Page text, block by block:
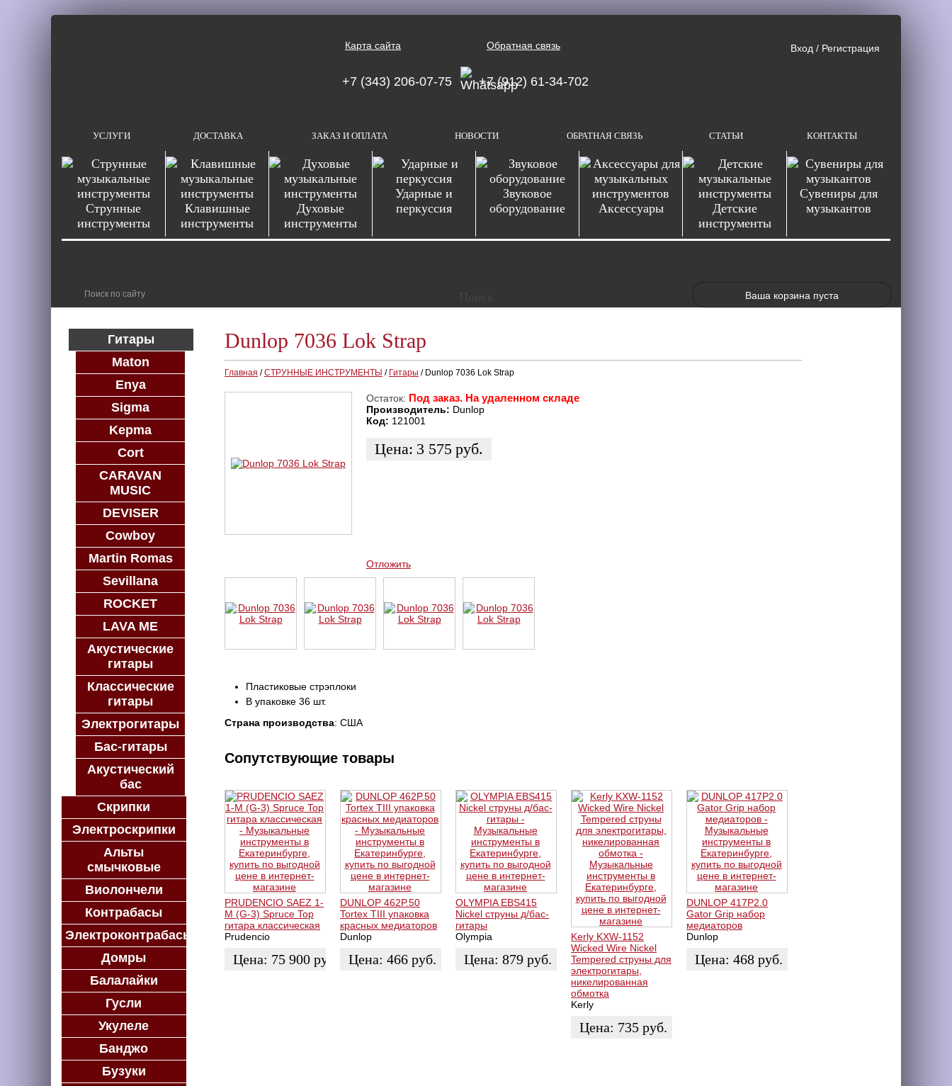
Карта сайта Обратная связь Вход / Регистрация
+7 (343) 206-07-75 +7 (912) 61-34-702
УСЛУГИ ДОСТАВКА ЗАКАЗ И ОПЛАТА НОВОСТИ ОБРАТНАЯ СВЯЗЬ СТАТЬИ КОНТАКТЫ
Струнные
инструменты
Клавишные
инструменты
Духовые
инструменты
Ударные и
перкуссия
Звуковое
оборудование
Аксессуары
Детские
инструменты
Сувениры для
музыкантов
Ваша корзина пуста
Dunlop 7036 Lok Strap
Главная /СТРУННЫЕ ИНСТРУМЕНТЫ / Гитары / Dunlop 7036 Lok Strap
Остаток: Под заказ. На удаленном складе
Производитель: Dunlop
Код: 121001
Цена: 3 575 руб.
Отложить
Пластиковые стрэплоки
В упаковке 36 шт.
Страна производства: США
Сопутствующие товары
PRUDENCIO SAEZ 1-
M (G-3) Spruce Top
гитара классическая
Prudencio
Цена: 75 900 руб.
DUNLOP 462P.50
Tortex TIII упаковка
красных медиаторов
Dunlop
Цена: 466 руб.
OLYMPIA EBS415
Nickel струны д/бас-
гитары
Olympia
Цена: 879 руб.
Kerly KXW-1152
Wicked Wire Nickel
Tempered струны для
электрогитары,
никелированная
обмотка
Kerly
Цена: 735 руб.
DUNLOP 417Р2.0
Gator Grip набор
медиаторов
Dunlop
Цена: 468 руб.
Гитары
Maton
Enya
Sigma
Kepma
Cort
CARAVAN
MUSIC
DEVISER
Cowboy
Martin Romas
Sevillana
ROCKET
LAVA ME
Акустические
гитары
Классические
гитары
Электрогитары
Бас-гитары
Акустический
бас
Скрипки
Электроскрипки
Альты
смычковые
Виолончели
Контрабасы
Электроконтрабасы
Домры
Балалайки
Гусли
Укулеле
Банджо
Бузуки